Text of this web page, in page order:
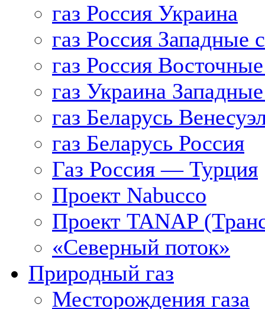
газ Россия Украина
газ Россия Западные
газ Россия
газ Украина
газ Беларусь
газ Беларусь Россия
Газ Россия — Турция
Проект Nabucco
Проект TANAP
«Северный поток»
Природный газ
Месторождения газа